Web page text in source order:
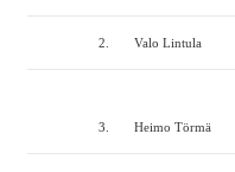
2. Valo Lintula
3. Heimo Törmä